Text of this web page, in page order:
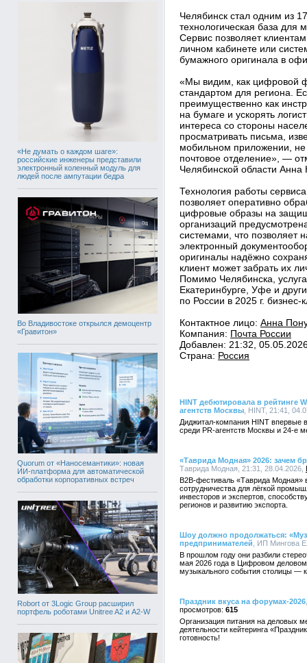
«Не думать о каждом шаге»:
российские инженеры представили
электронный коленный модуль для
людей после ампутации бедра
Во Владивостоке открылся демоцентр
«Гравитон»
Quorum от «Наносемантики»: новая
ИИ-платформа для автоматической
обработки корпоративных встреч
Robort от 3Logic Group расширил
портфель роботами Unitree A2 и A2-W
Челябинск стал одним из
технологическая база для
Сервис позволяет
личном кабинете или
бумажного оригинала в
«Мы видим, как цифровой
стандартом для региона.
преимущественно как
на бумаге и ускорять
интереса со стороны
просматривать письма,
мобильном приложении,
почтовое отделение», —
Челябинской области Анна
Технология работы
позволяет оперативно
цифровые образы на
организаций
системами, что позволяет
электронный
оригиналы надёжно
клиент может забрать их
Помимо Челябинска,
Екатеринбурге, Уфе и
по России в 2025 г.
Контактное лицо: Анна
Компания: Почта России
Добавлен: 21:32,
Страна: Россия
HINT дебютировала в рейтинге
агентств Москвы , HINT, 21:41,
Диджитал-компания HINT впервые
среди PR-агентств Москвы и 24-е
«Таврида Модная» 2026: зачем
Таврида Модная, 21:31, 28.04.2026,
B2B-фестиваль «Таврида Модная»
сотрудничества для лёгкой
инвесторов и экспертов,
регионов и развитию экспорта.
Шоу должно продолжаться:
предпринимателей , ИП Мингова
В прошлом году они разбили
мая 2026 года в Цифровом деловом
музыкального события столицы —
Праздник вкуса на форумах-2026
615
Организация питания на деловых
деятельности кейтеринга
готовность!